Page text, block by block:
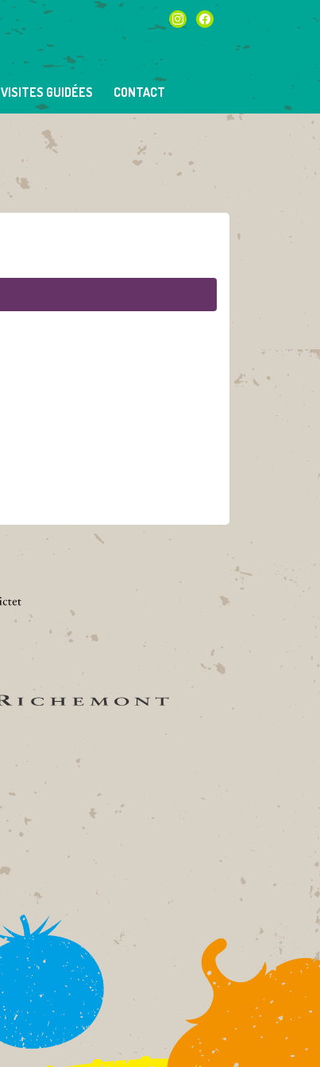
instagramfacebook
VISITES GUIDÉES CONTACT